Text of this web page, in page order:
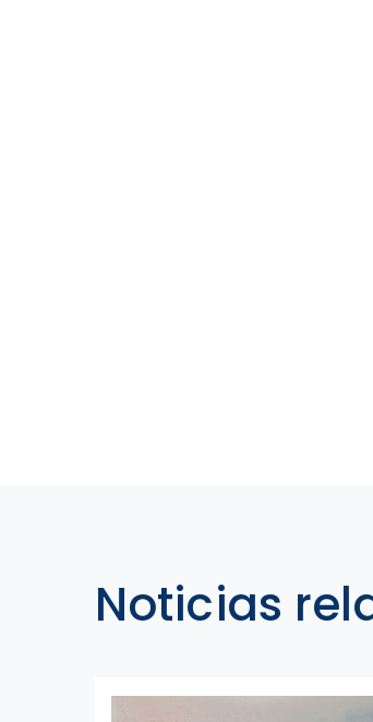
Noticias